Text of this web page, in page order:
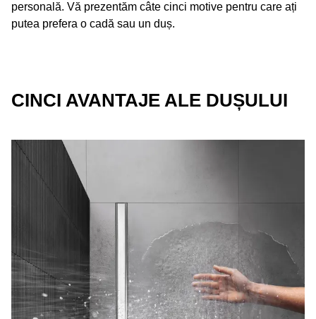
personală. Vă prezentăm câte cinci motive pentru care ați
putea prefera o cadă sau un duș.
CINCI AVANTAJE ALE DUȘULUI